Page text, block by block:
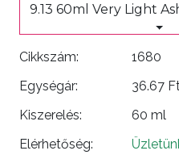
9.13 60ml Very Light
Cikkszám:
1680
Egységár:
36.67
Kiszerelés:
60 ml
Elérhetőség: